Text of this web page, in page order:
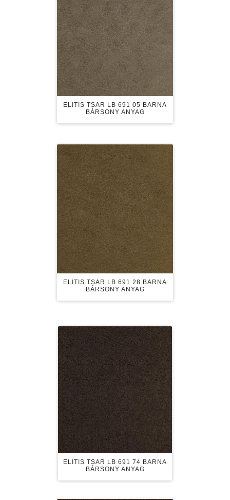
ELITIS TSAR LB 691 05 BARNA
BÁRSONY ANYAG
ELITIS TSAR LB 691 28 BARNA
BÁRSONY ANYAG
ELITIS TSAR LB 691 74 BARNA
BÁRSONY ANYAG